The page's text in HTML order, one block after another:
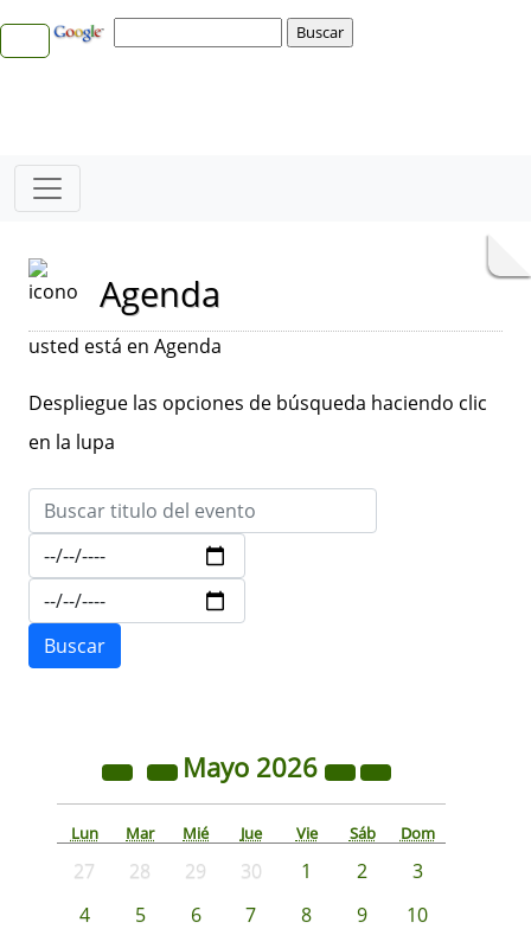
Agenda
usted está en Agenda
Despliegue las opciones de búsqueda haciendo clic
en la lupa
Mayo 2026
Lun Mar Mié Jue Vie Sáb Dom
27 28 29 30 1 2
3
4
5 6 7 8 9
10